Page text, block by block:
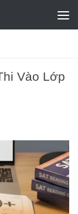
Vào Lớp